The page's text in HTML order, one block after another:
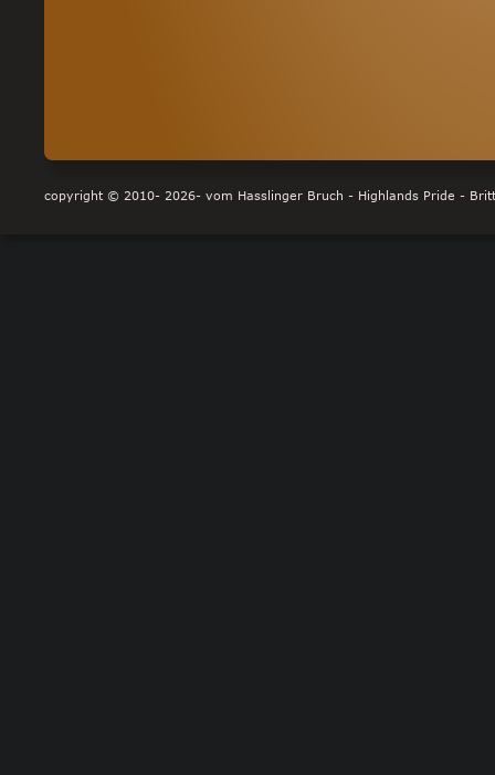
copyright © 2010- 2026- vom Hasslinger Bruch - Highlands Pride -